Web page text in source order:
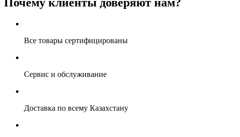
Почему клиенты доверяют нам?
Все товары сертифицированы
Сервис и обслуживание
Доставка по всему Казахстану